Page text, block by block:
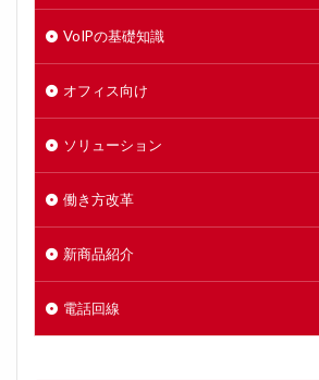
VoIPの基礎知識
オフィス向け
ソリューション
働き方改革
新商品紹介
電話回線